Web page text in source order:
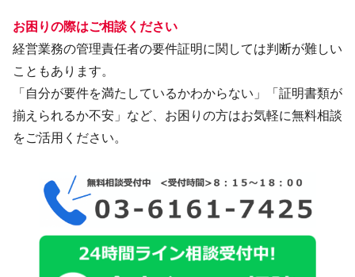
お困りの際はご相談ください
経営業務の管理責任者の要件証明に関しては判断が難しい
こともあります。
「自分が要件を満たしているかわからない」「証明書類が
揃えられるか不安」など、お困りの方はお気軽に無料相談
をご活用ください。